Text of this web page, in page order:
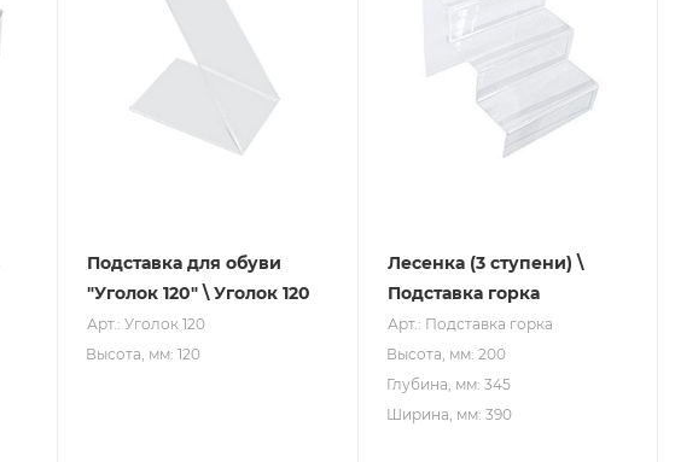
Подставка для обуви
"Уголок 120" \ Уголок 120
Арт.: Уголок 120
Высота, мм: 120
Лесенка (3 ступени) \
Подставка горка
Арт.: Подставка горка
Высота, мм: 200
Глубина, мм: 345
Ширина, мм: 390